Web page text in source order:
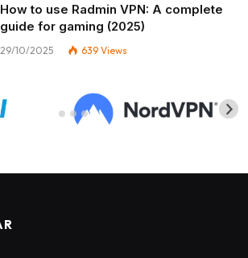
How to use Radmin VPN​: A complete
guide for gaming (2025)
29/10/2025 639 Views